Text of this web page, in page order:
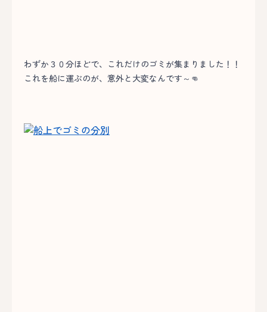
わずか３０分ほどで、これだけのゴミが集まりました！！
これを船に運ぶのが、意外と大変なんです～👊